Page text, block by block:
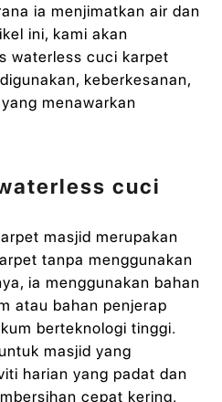
ia menjimatkan air dan
ini, kami akan
waterless cuci karpet
keberkesanan,
menawarkan
cuci
masjid merupakan
tanpa menggunakan
ia menggunakan bahan
atau bahan penjerap
berteknologi tinggi.
masjid yang
harian yang padat dan
cepat kering.